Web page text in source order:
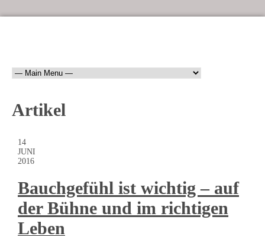
Artikel
14
JUNI
2016
Bauchgefühl ist wichtig – auf
der Bühne und im richtigen
Leben